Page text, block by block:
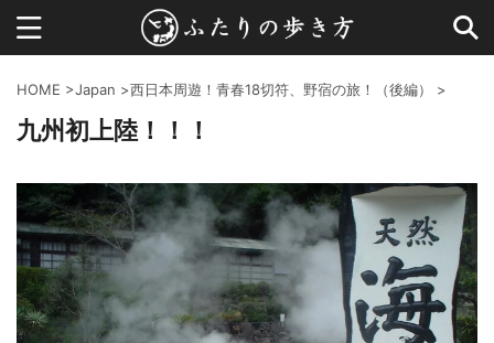
HOME >Japan >西日本周遊！青春18切符、野宿の旅！（後編） >
九州初上陸！！！